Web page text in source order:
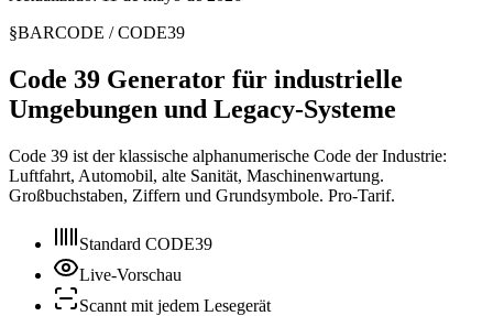
§BARCODE /CODE39
Code 39 Generator für industrielle
Umgebungen und Legacy-Systeme
Code 39 ist der klassische alphanumerische Code der Industrie:
Luftfahrt, Automobil, alte Sanität, Maschinenwartung.
Großbuchstaben, Ziffern und Grundsymbole. Pro-Tarif.
Standard CODE39
Live-Vorschau
Scannt mit jedem Lesegerät